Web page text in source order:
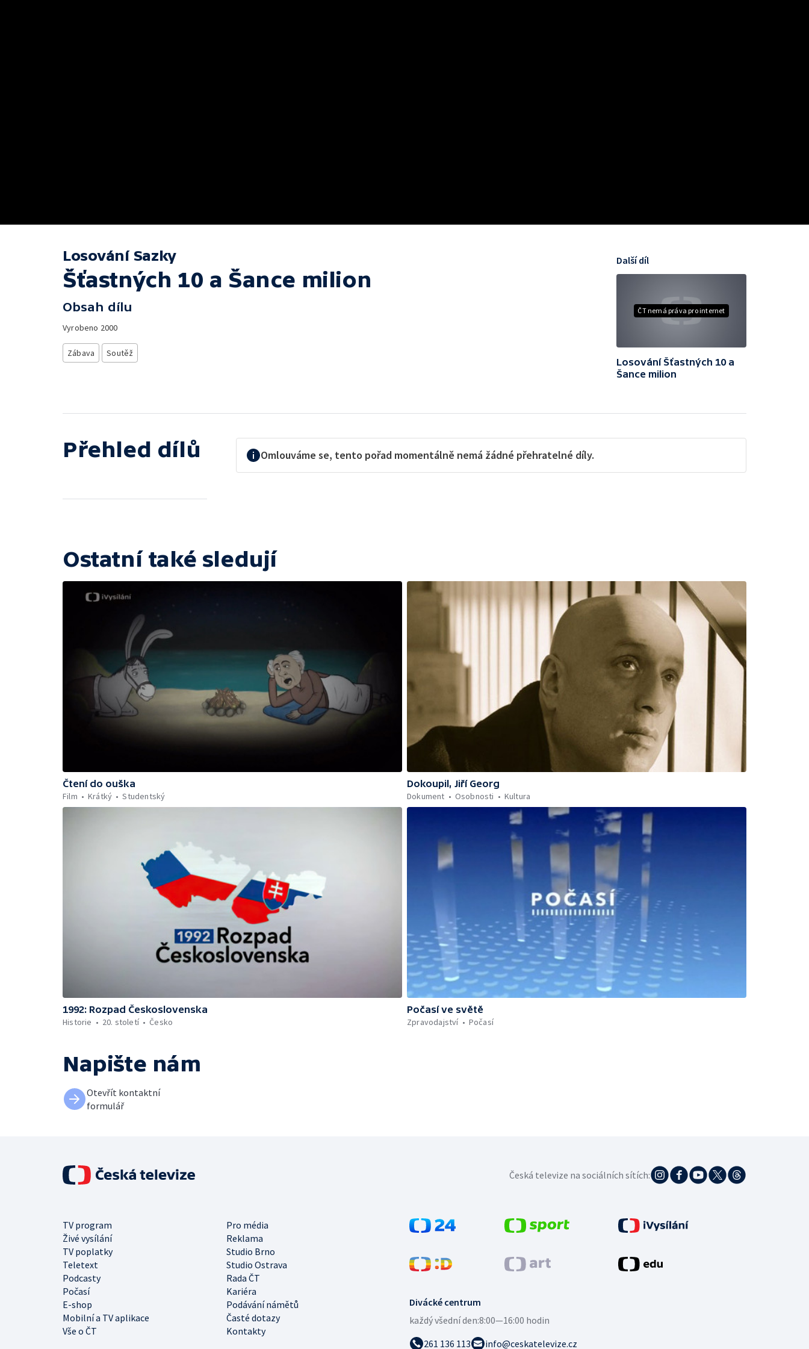
Losování Sazky
Šťastných 10 a Šance milion
Obsah dílu
Vyrobeno 2000
Zábava Soutěž
ČT nemá práva pro internet
Další díl
Losování Šťastných 10 a
Šance milion
Přehled dílů Omlouváme se, tento pořad momentálně nemá žádné přehratelné díly.
Ostatní také sledují
Čtení do ouška
Film
Krátký Studentský
Dokoupil, Jiří Georg
Dokument
Osobnosti Kultura
1992: Rozpad Československa
Historie
20. století Česko
Počasí ve světě
Zpravodajství
Počasí
Napište nám
Otevřít kontaktní
formulář
Divácké centrum
každý všední den:8:00—16:00 hodin
261 136 113
info@ceskatelevize.cz
TV program
Pro média
Živé vysílání
Reklama
TV poplatky
Studio Brno
Teletext
Studio Ostrava
Podcasty
Rada ČT
Počasí
Kariéra
E-shop
Podávání námětů
Mobilní a TV aplikace
Časté dotazy
Vše o ČT
Kontakty
Česká televize na sociálních sítích: